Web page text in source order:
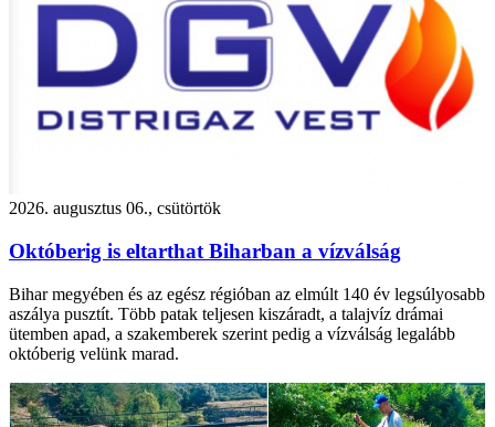
2026. augusztus 06., csütörtök
Októberig is eltarthat Biharban a vízválság
Bihar megyében és az egész régióban az elmúlt 140 év legsúlyosabb
aszálya pusztít. Több patak teljesen kiszáradt, a talajvíz drámai
ütemben apad, a szakemberek szerint pedig a vízválság legalább
októberig velünk marad.